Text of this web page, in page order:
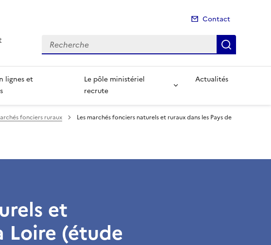
Contact
Recherche
lignes et
Le pôle ministériel
recrute
Actualités
fonciers ruraux
Les marchés fonciers naturels et ruraux dans les Pays de
et
Loire (étude